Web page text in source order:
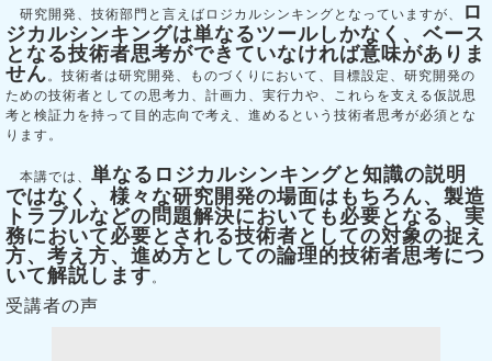
研究開発、技術部門と言えばロジカルシンキングとなっていますが、
ロ
ジカルシンキングは単なるツールしかなく、ベース
となる技術者思考ができていなければ意味がありま
せん。技術者は研究開発、ものづくりにおいて、目標設定、研究開発の
ための技術者としての思考力、計画力、実行力や、これらを支える仮説思
考と検証力を持って目的志向で考え、進めるという技術者思考が必須とな
ります。
本講では、 単なるロジカルシンキングと知識の説明
ではなく、様々な研究開発の場面はもちろん、製造
トラブルなどの問題解決においても必要となる、実
務において必要とされる技術者としての対象の捉え
方、考え方、進め方としての論理的技術者思考につ
いて解説します。
受講者の声